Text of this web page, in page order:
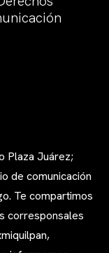
Plaza Juárez;
de comunicación
Te compartimos
corresponsales